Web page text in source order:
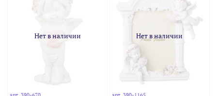
Нет в наличии Нет в наличии